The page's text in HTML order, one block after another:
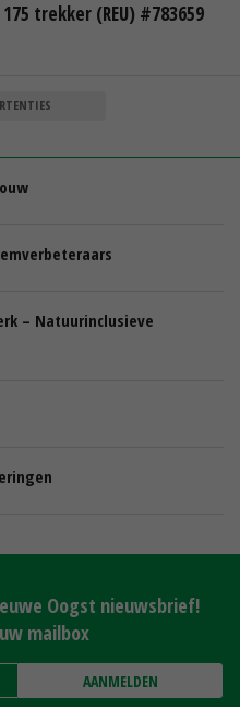
trekker (REU) #783659
– Natuurinclusieve
Oogst nieuwsbrief!
mailbox
AANMELDEN